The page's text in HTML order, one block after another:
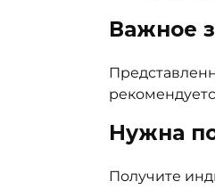
Важное
Нужна
Получите